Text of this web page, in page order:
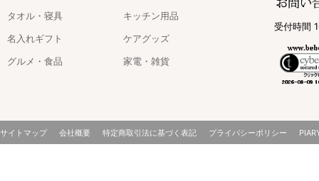
タオル・寝具
キッチン用品
名入れギフト
ケアグッズ
グルメ・食品
家電・雑貨
受付時間
サイトマップ 会社概要 特定商取引法に基づく表記 プライバシーポリシー